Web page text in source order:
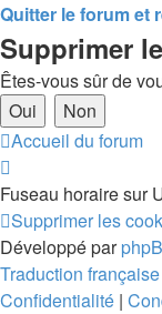
Quitter le forum et
Supprimer
Êtes-vous sûr de
Accueil du forum
Fuseau horaire sur
Supprimer les
Développé par
Traduction
Confidentialité |